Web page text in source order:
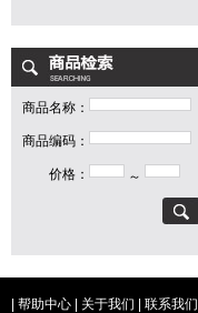
商品名称：
商品编码：
价格： ～
帮助中心 关于我们 联系我们